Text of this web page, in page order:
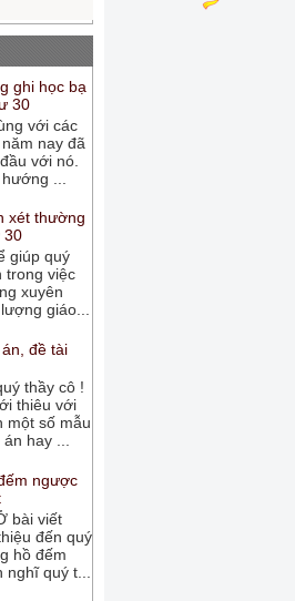
ghi học bạ
30
với các
nay đã
với nó.
...
xét thường
30
giúp quý
trong việc
xuyên
giáo...
đề tài
thầy cô !
thiêu với
một số mẫu
hay ...
ngược
bài viết
đến quý
hồ đếm
quý t...